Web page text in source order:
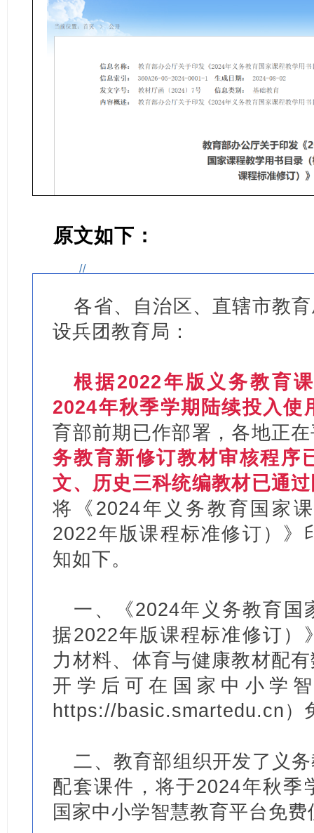
原文如下：
//
各省、自治区、直辖市教
设兵团教育局：
根据2022年版义务教育
2024年秋季学期陆续投入使
育部前期已作部署，各地正
务教育新修订教材审核程序
文、历史三科统编教材已通
将《2024年义务教育国家
2022年版课程标准修订）》
知如下。
一、《2024年义务教育国
据2022年版课程标准修订）
力材料、体育与健康教材配
开学后可在国家中小学
https://basic.smartedu.cn）
二、教育部组织开发了义
配套课件，将于2024年秋季
国家中小学智慧教育平台免费